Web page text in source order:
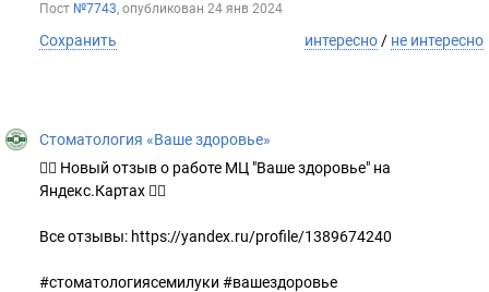
Пост №7743, опубликован 24 янв 2024
Сохранить интересно / не интересно
Стоматология «Ваше здоровье»
👍🏻 Новый отзыв о работе МЦ "Ваше здоровье" на
Яндекс.Картах 👇🏻
Все отзывы: https://yandex.ru/profile/1389674240
#стоматологиясемилуки #вашездоровье